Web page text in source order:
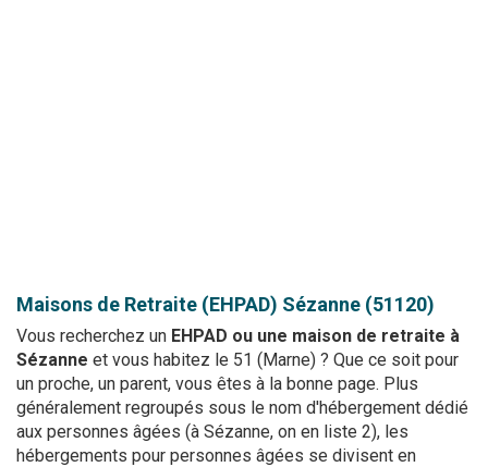
Maisons de Retraite (EHPAD) Sézanne (51120)
Vous recherchez un EHPAD ou une maison de retraite à
Sézanne et vous habitez le 51 (Marne) ? Que ce soit pour
un proche, un parent, vous êtes à la bonne page. Plus
généralement regroupés sous le nom d'hébergement dédié
aux personnes âgées (à Sézanne, on en liste 2), les
hébergements pour personnes âgées se divisent en